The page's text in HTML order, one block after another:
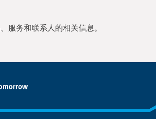
服务和联系人的相关信息。